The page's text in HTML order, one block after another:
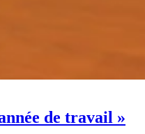
de travail »